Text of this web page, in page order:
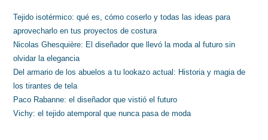
Tejido isotérmico: qué es, cómo coserlo y todas las ideas para
aprovecharlo en tus proyectos de costura
Nicolas Ghesquière: El diseñador que llevó la moda al futuro sin
olvidar la elegancia
Del armario de los abuelos a tu lookazo actual: Historia y magia de
los tirantes de tela
Paco Rabanne: el diseñador que vistió el futuro
Vichy: el tejido atemporal que nunca pasa de moda